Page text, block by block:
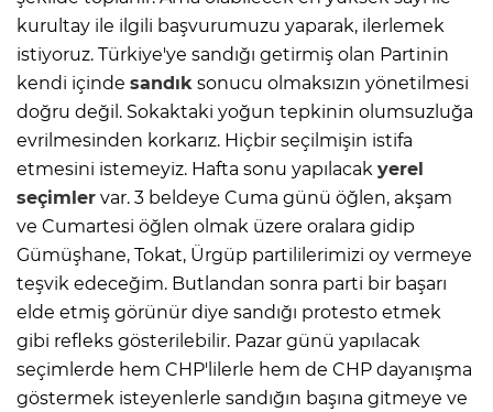
kurultay ile ilgili başvurumuzu yaparak, ilerlemek
istiyoruz. Türkiye'ye sandığı getirmiş olan Partinin
kendi içinde sandık sonucu olmaksızın yönetilmesi
doğru değil. Sokaktaki yoğun tepkinin olumsuzluğa
evrilmesinden korkarız. Hiçbir seçilmişin istifa
etmesini istemeyiz. Hafta sonu yapılacak yerel
seçimler var. 3 beldeye Cuma günü öğlen, akşam
ve Cumartesi öğlen olmak üzere oralara gidip
Gümüşhane, Tokat, Ürgüp partililerimizi oy vermeye
teşvik edeceğim. Butlandan sonra parti bir başarı
elde etmiş görünür diye sandığı protesto etmek
gibi refleks gösterilebilir. Pazar günü yapılacak
seçimlerde hem CHP'lilerle hem de CHP dayanışma
göstermek isteyenlerle sandığın başına gitmeye ve